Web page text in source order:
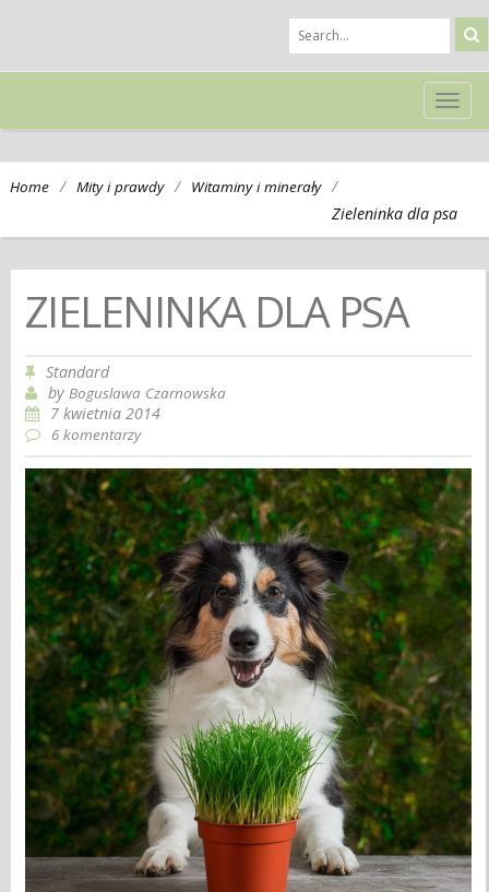
Home / Mity i prawdy / Witaminy i minerały /
Zieleninka dla psa
ZIELENINKA DLA PSA
Standard
byBoguslawa Czarnowska
7 kwietnia 2014
6 komentarzy